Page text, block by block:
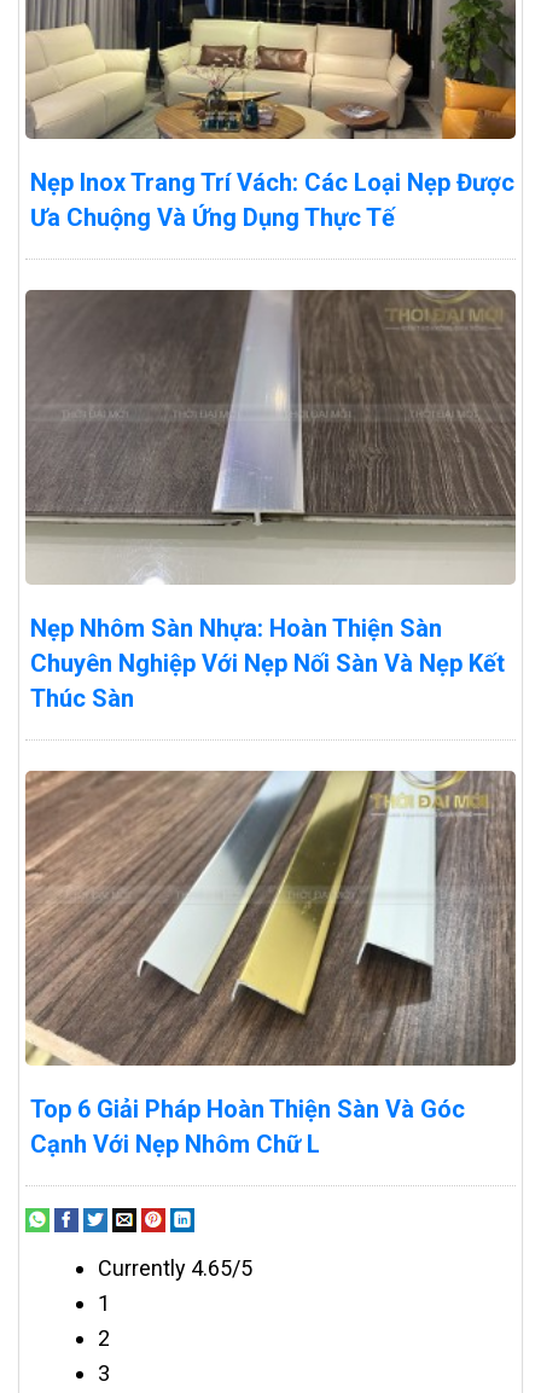
Nẹp Inox Trang Trí Vách: Các Loại Nẹp Được
Ưa Chuộng Và Ứng Dụng Thực Tế
Nẹp Nhôm Sàn Nhựa: Hoàn Thiện Sàn
Chuyên Nghiệp Với Nẹp Nối Sàn Và Nẹp Kết
Thúc Sàn
Top 6 Giải Pháp Hoàn Thiện Sàn Và Góc
Cạnh Với Nẹp Nhôm Chữ L
Currently 4.65/5
1
2
3